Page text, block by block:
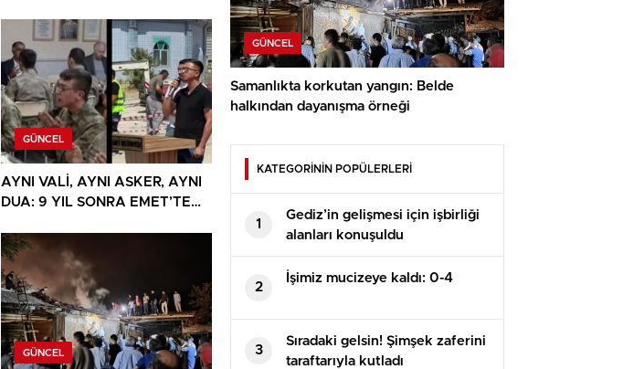
GÜNCEL
AYNI VALİ, AYNI ASKER, AYNI
DUA: 9 YIL SONRA EMET’TE
GÜNCEL
GÜNCEL
Samanlıkta korkutan yangın: Belde
halkından dayanışma örneği
KATEGORİNİN POPÜLERLERİ
1
Gediz’in gelişmesi için işbirliği
alanları konuşuldu
2
İşimiz mucizeye kaldı: 0-4
3
Sıradaki gelsin! Şimşek zaferini
taraftarıyla kutladı